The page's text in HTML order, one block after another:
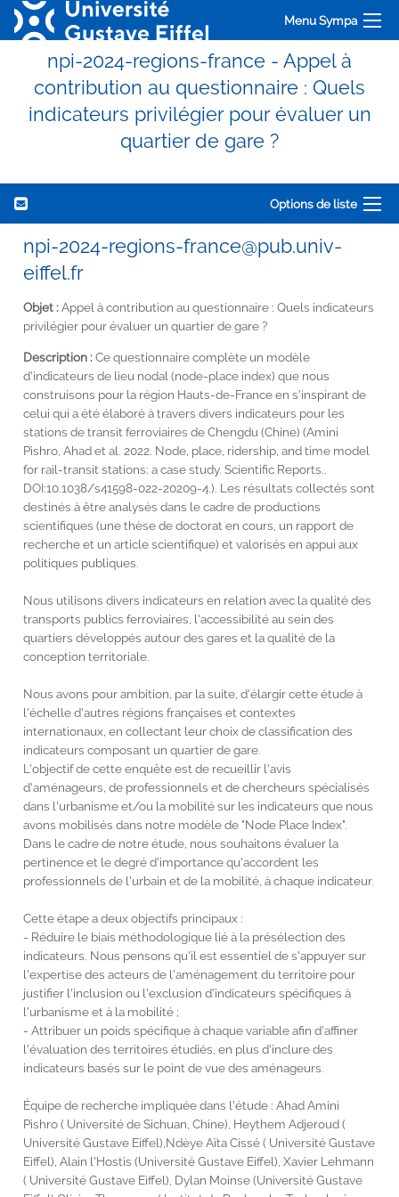
Menu Sympa
npi-2024-regions-france - Appel à
contribution au questionnaire : Quels
indicateurs privilégier pour évaluer un
quartier de gare ?
Options de liste
npi-2024-regions-france@pub.univ-
eiffel.fr
Objet :Appel à contribution au questionnaire : Quels indicateurs
privilégier pour évaluer un quartier de gare ?
Description :Ce questionnaire complète un modèle
d'indicateurs de lieu nodal (node-place index) que nous
construisons pour la région Hauts-de-France en s'inspirant de
celui qui a été élaboré à travers divers indicateurs pour les
stations de transit ferroviaires de Chengdu (Chine) (Amini
Pishro, Ahad et al. 2022. Node, place, ridership, and time model
for rail-transit stations: a case study. Scientific Reports..
DOI:10.1038/s41598-022-20209-4.). Les résultats collectés sont
destinés à être analysés dans le cadre de productions
scientifiques (une thèse de doctorat en cours, un rapport de
recherche et un article scientifique) et valorisés en appui aux
politiques publiques.
Nous utilisons divers indicateurs en relation avec la qualité des
transports publics ferroviaires, l'accessibilité au sein des
quartiers développés autour des gares et la qualité de la
conception territoriale.
Nous avons pour ambition, par la suite, d'élargir cette étude à
l'échelle d'autres régions françaises et contextes
internationaux, en collectant leur choix de classification des
indicateurs composant un quartier de gare.
L'objectif de cette enquête est de recueillir l'avis
d'aménageurs, de professionnels et de chercheurs spécialisés
dans l'urbanisme et/ou la mobilité sur les indicateurs que nous
avons mobilisés dans notre modèle de "Node Place Index".
Dans le cadre de notre étude, nous souhaitons évaluer la
pertinence et le degré d'importance qu'accordent les
professionnels de l'urbain et de la mobilité, à chaque indicateur.
Cette étape a deux objectifs principaux :
- Réduire le biais méthodologique lié à la présélection des
indicateurs. Nous pensons qu'il est essentiel de s'appuyer sur
l'expertise des acteurs de l'aménagement du territoire pour
justifier l'inclusion ou l'exclusion d'indicateurs spécifiques à
l'urbanisme et à la mobilité ;
- Attribuer un poids spécifique à chaque variable afin d'affiner
l'évaluation des territoires étudiés, en plus d'inclure des
indicateurs basés sur le point de vue des aménageurs.
Équipe de recherche impliquée dans l'étude : Ahad Amini
Pishro ( Université de Sichuan, Chine), Heythem Adjeroud (
Université Gustave Eiffel),Ndèye Aïta Cissé ( Université Gustave
Eiffel), Alain l'Hostis (Université Gustave Eiffel), Xavier Lehmann
( Université Gustave Eiffel), Dylan Moinse (Université Gustave